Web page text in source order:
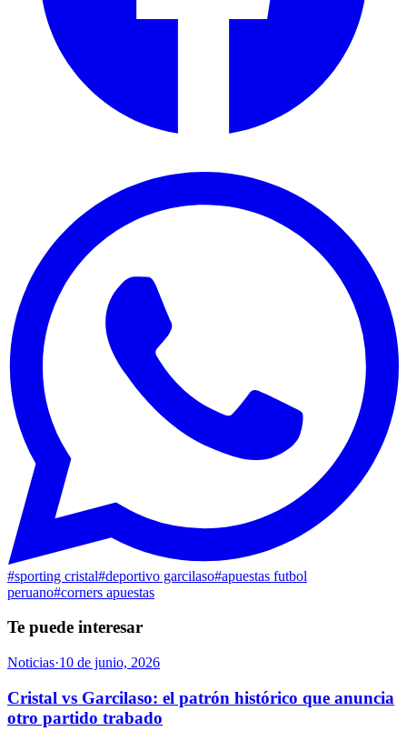
#sporting cristal#deportivo garcilaso#apuestas futbol
peruano#corners apuestas
Te puede interesar
Noticias·10 de junio, 2026
Cristal vs Garcilaso: el patrón histórico que anuncia
otro partido trabado